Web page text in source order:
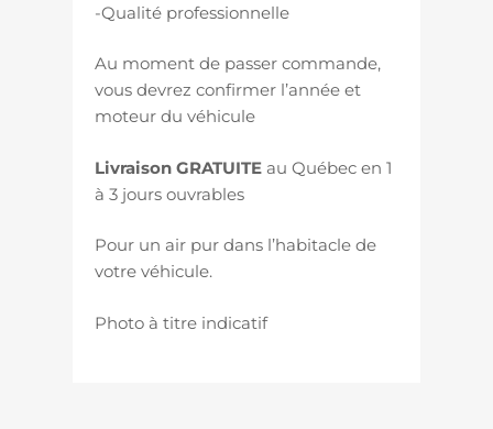
-Qualité professionnelle
Au moment de passer commande,
vous devrez confirmer l’année et
moteur du véhicule
Livraison GRATUITE au Québec en 1
à 3 jours ouvrables
Pour un air pur dans l’habitacle de
votre véhicule.
Photo à titre indicatif